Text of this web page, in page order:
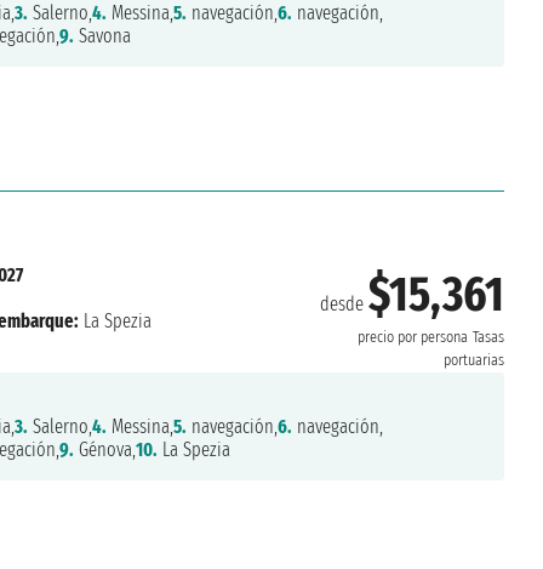
3. Salerno,4. Messina,5. navegación,6. navegación,
9. Savona
desde $15,361
precio por persona Tasas
portuarias
La Spezia
3. Salerno,4. Messina,5. navegación,6. navegación,
9. Génova,10. La Spezia